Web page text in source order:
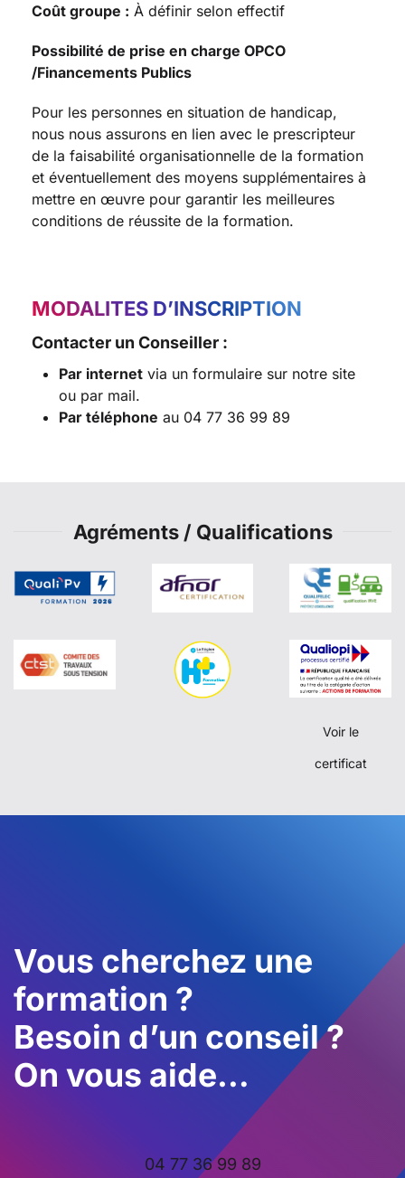
Coût groupe : À définir selon effectif
Possibilité de prise en charge OPCO
/Financements Publics
Pour les personnes en situation de handicap,
nous nous assurons en lien avec le prescripteur
de la faisabilité organisationnelle de la formation
et éventuellement des moyens supplémentaires à
mettre en œuvre pour garantir les meilleures
conditions de réussite de la formation.
MODALITES D’INSCRIPTION
Contacter un Conseiller :
Par internet via un formulaire sur notre site
ou par mail.
Par téléphone au 04 77 36 99 89
Agréments / Qualifications
Voir le
certificat
Vous cherchez une
formation ?
Besoin d’un conseil ?
On vous aide…
04 77 36 99 89